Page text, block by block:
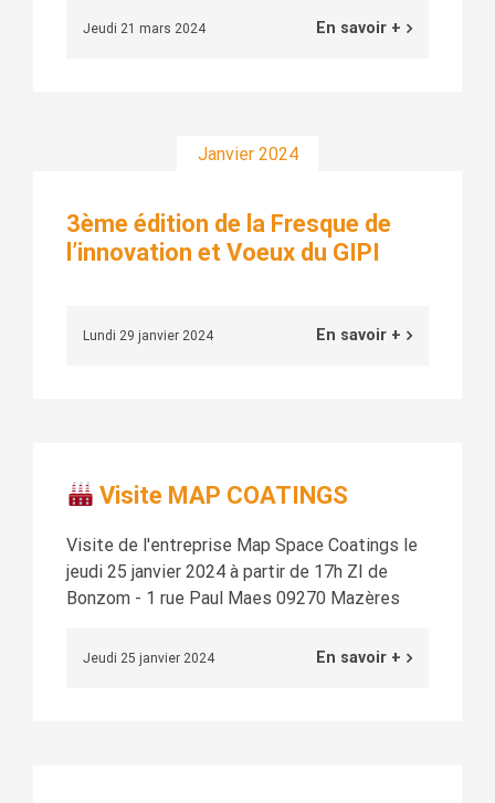
Jeudi 21 mars 2024 En savoir +
Janvier 2024
3ème édition de la Fresque de
l’innovation et Voeux du GIPI
Lundi 29 janvier 2024 En savoir +
Visite MAP COATINGS
Visite de l'entreprise Map Space Coatings le
jeudi 25 janvier 2024 à partir de 17h ZI de
Bonzom - 1 rue Paul Maes 09270 Mazères
Jeudi 25 janvier 2024 En savoir +